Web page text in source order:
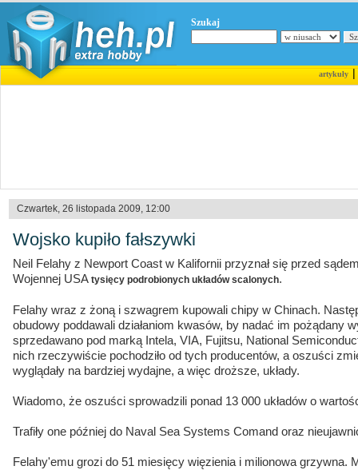
Szukaj
artykuły|
Czwartek, 26 listopada 2009, 12:00
Wojsko kupiło fałszywki
Neil Felahy z Newport Coast w Kalifornii przyznał się przed
Wojennej USA tysięcy podrobionych układów scalonych.
Felahy wraz z żoną i szwagrem kupowali chipy w Chinach.
obudowy poddawali działaniom kwasów, by nadać im pożądany
sprzedawano pod marką Intela, VIA, Fujitsu, National
nich rzeczywiście pochodziło od tych producentów, a oszuści
wyglądały na bardziej wydajne, a więc droższe, układy.
Wiadomo, że oszuści sprowadzili ponad 13 000 układów o
Trafiły one później do Naval Sea Systems Comand oraz
Felahy'emu grozi do 51 miesięcy więzienia i milionowa grzywna.